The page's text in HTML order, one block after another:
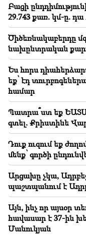
18:30
Տաթև համայնքի
Սիմոնյանից
դրամ
18:19
Բելառուսին
համակարգը.
Բացի
29.743 քառ. կմ-ը.
Ծիծեռնակաբերդը
նախընտրական
Ես հորս
եք՝ էդ
համար
Պատրա՞ստ եք ԵԱՏՄ-
գտել. Քրիստինե
Դուք ուզում եք
մենք՝ գործի
Արցախը չկա,
պաշտպանում է
Այն, ինչ որ այսօր
հավասար է 37-ին
Մանուկյան